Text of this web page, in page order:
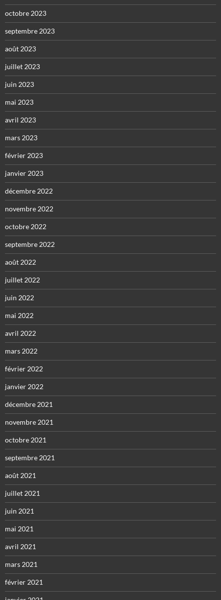
octobre 2023
septembre 2023
août 2023
juillet 2023
juin 2023
mai 2023
avril 2023
mars 2023
février 2023
janvier 2023
décembre 2022
novembre 2022
octobre 2022
septembre 2022
août 2022
juillet 2022
juin 2022
mai 2022
avril 2022
mars 2022
février 2022
janvier 2022
décembre 2021
novembre 2021
octobre 2021
septembre 2021
août 2021
juillet 2021
juin 2021
mai 2021
avril 2021
mars 2021
février 2021